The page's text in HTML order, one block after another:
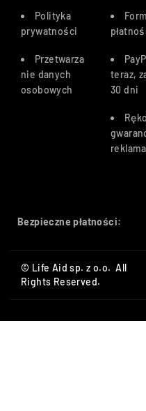
Polityka
prywatności
Przetwarza
nie danych
osobowych
teraz,
30 dni
Bezpieczne płatności:
© Life Aid sp. z o.o. All
Rights Reserved.